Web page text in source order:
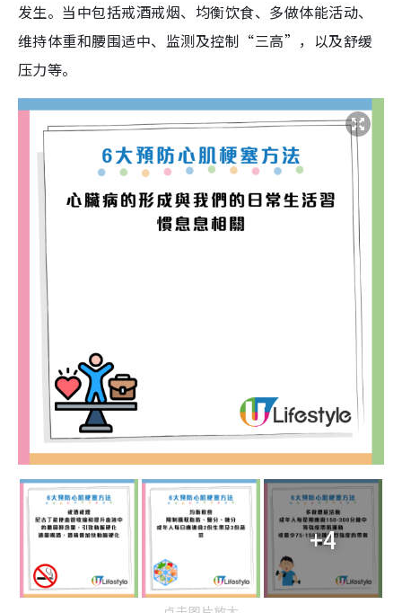
发生。当中包括戒酒戒烟、均衡饮食、多做体能活动、
维持体重和腰围适中、监测及控制“三高”，以及舒缓
压力等。
+4